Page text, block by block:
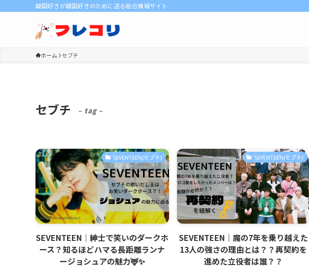
韓国好きが韓国好きのために送る総合情報サイト
ホーム セブチ
セブチ – tag –
SEVENTEEN(セブチ)
SEVENTEEN｜紳士で笑いのダークホ
ース？知るほどハマる長距離ランナ
ージョシュアの魅力🦌✨
SEVENTEEN(セブチ)
SEVENTEEN｜魔の7年を乗り越えた
13人の強さの理由とは？？再契約を
進めた立役者は誰？？